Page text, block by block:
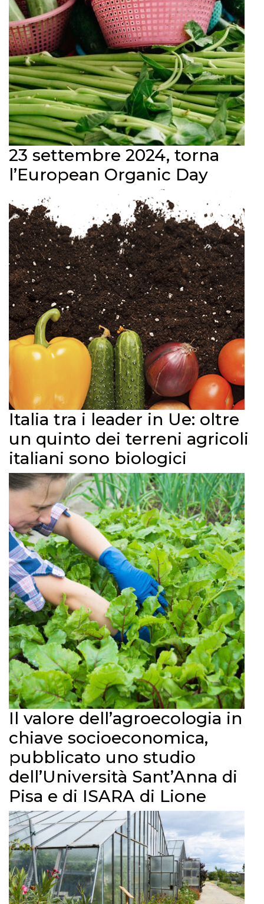
23 settembre 2024, torna
l’European Organic Day
Italia tra i leader in Ue: oltre
un quinto dei terreni agricoli
italiani sono biologici
Il valore dell’agroecologia in
chiave socioeconomica,
pubblicato uno studio
dell’Università Sant’Anna di
Pisa e di ISARA di Lione